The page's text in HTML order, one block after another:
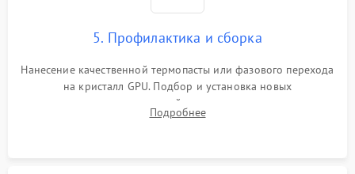
5. Профилактика и сборка
Нанесение качественной термопасты или фазового перехода
на кристалл GPU. Подбор и установка новых
термопрокладок правильной толщины на память и цепи
питания. Монтаж радиатора и бэкплейта, подключение и
Подробнее